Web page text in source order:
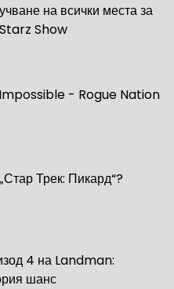
на всички места за
Show
- Rogue Nation
Трек: Пикард“?
4 на Landman:
шанс